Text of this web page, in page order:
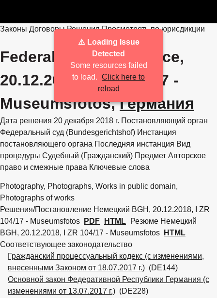
Законы Договоры Решения Просмотреть по юрисдикции
Federal Court of Justice,
20.12.2018, I ZR 104/17 -
Museumsfotos,Германия
Дата решения 20 декабря 2018 г. Постановляющий орган
Федеральный суд (Bundesgerichtshof) Инстанция
постановляющего органа Последняя инстанция Вид
процедуры Судебный (Гражданский) Предмет Авторское
право и смежные права Ключевые слова
Photography, Photographs, Works in public domain,
Photographs of works
Решения/Постановление Немецкий BGH, 20.12.2018, I ZR
104/17 - Museumsfotos
PDF HTML Резюме Немецкий
BGH, 20.12.2018, I ZR 104/17 - Museumsfotos
HTML
Соответствующее законодательство
Гражданский процессуальный кодекс (с изменениями,
внесенными Законом от 18.07.2017 г.) (DE144)
Основной закон Федеративной Республики Германия (с
изменениями от 13.07.2017 г.) (DE228)
⚠️ Loading Issue
Detected
Some resources failed
to load. Click here to
reload